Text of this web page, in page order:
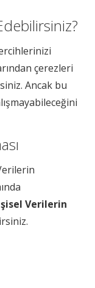
çerezleri
Ancak bu
Verilerin